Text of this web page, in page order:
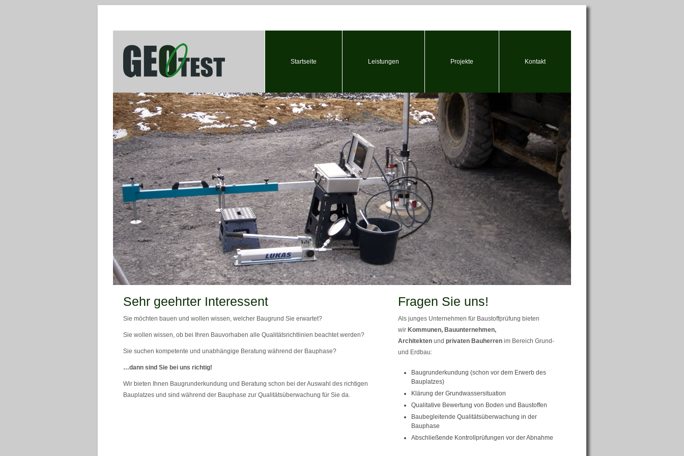
Startseite Leistungen Projekte Kontakt
Sehr geehrter Interessent
Sie möchten bauen und wollen wissen, welcher Baugrund Sie erwartet?
Sie wollen wissen, ob bei Ihren Bauvorhaben alle Qualitätsrichtlinien beachtet werden?
Sie suchen kompetente und unabhängige Beratung während der Bauphase?
…dann sind Sie bei uns richtig!
Wir bieten Ihnen Baugrunderkundung und Beratung schon bei der Auswahl des richtigen
Bauplatzes und sind während der Bauphase zur Qualitätsüberwachung für Sie da.
Fragen Sie uns!
Als junges Unternehmen für Baustoffprüfung bieten
wir Kommunen, Bauunternehmen,
Architekten und privaten Bauherren im Bereich Grund-
und Erdbau:
Baugrunderkundung (schon vor dem Erwerb des
Bauplatzes)
Klärung der Grundwassersituation
Qualitative Bewertung von Boden und Baustoffen
Baubegleitende Qualitätsüberwachung in der
Bauphase
Abschließende Kontrollprüfungen vor der Abnahme